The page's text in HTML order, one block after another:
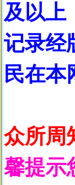
及以上
记录经
民在本
众所周
馨提示